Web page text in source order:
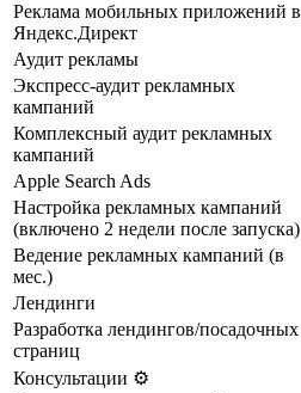
Реклама мобильных приложений в
Яндекс.Директ
Аудит рекламы
Экспресс-аудит рекламных
кампаний
Комплексный аудит рекламных
кампаний
Apple Search Ads
Настройка рекламных кампаний
(включено 2 недели после запуска)
Ведение рекламных кампаний (в
мес.)
Лендинги
Разработка лендингов/посадочных
страниц
Консультации ⚙️